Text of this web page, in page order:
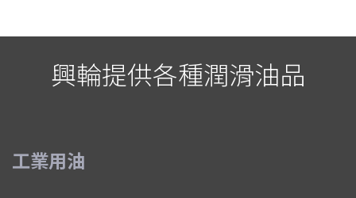
興輪提供各種潤滑油品
工業用油